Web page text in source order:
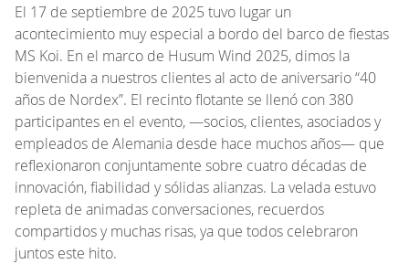
El 17 de septiembre de 2025 tuvo lugar un
acontecimiento muy especial a bordo del barco de fiestas
MS Koi. En el marco de Husum Wind 2025, dimos la
bienvenida a nuestros clientes al acto de aniversario “40
años de Nordex”. El recinto flotante se llenó con 380
participantes en el evento, —socios, clientes, asociados y
empleados de Alemania desde hace muchos años— que
reflexionaron conjuntamente sobre cuatro décadas de
innovación, fiabilidad y sólidas alianzas. La velada estuvo
repleta de animadas conversaciones, recuerdos
compartidos y muchas risas, ya que todos celebraron
juntos este hito.